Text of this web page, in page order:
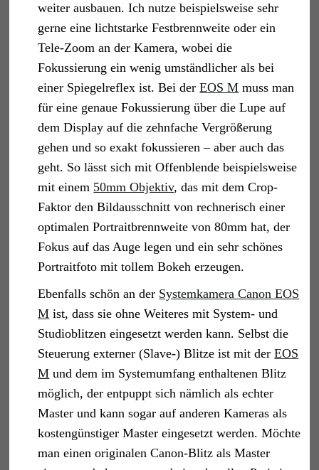
weiter ausbauen. Ich nutze beispielsweise sehr
gerne eine lichtstarke Festbrennweite oder ein
Tele-Zoom an der Kamera, wobei die
Fokussierung ein wenig umständlicher als bei
einer Spiegelreflex ist. Bei derEOS M muss man
für eine genaue Fokussierung über die Lupe auf
dem Display auf die zehnfache Vergrößerung
gehen und so exakt fokussieren – aber auch das
geht. So lässt sich mit Offenblende beispielsweise
mit einem 50mm Objektiv, das mit dem Crop-
Faktor den Bildausschnitt von rechnerisch einer
optimalen Portraitbrennweite von 80mm hat, der
Fokus auf das Auge legen und ein sehr schönes
Portraitfoto mit tollem Bokeh erzeugen.
Ebenfalls schön an der Systemkamera Canon EOS
M ist, dass sie ohne Weiteres mit System- und
Studioblitzen eingesetzt werden kann. Selbst die
Steuerung externer (Slave-) Blitze ist mit derEOS
M und dem im Systemumfang enthaltenen Blitz
möglich, der entpuppt sich nämlich als echter
Master und kann sogar auf anderen Kameras als
kostengünstiger Master eingesetzt werden. Möchte
man einen originalen Canon-Blitz als Master